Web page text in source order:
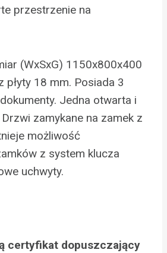
przestrzenie na
(WxSxG) 1150x800x400
płyty 18 mm. Posiada 3
Jedna otwarta i
zamykane na zamek z
możliwość
z system klucza
uchwyty.
certyfikat dopuszczający